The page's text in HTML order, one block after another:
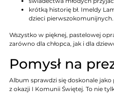
krótką historię bł. Imeldy
dzieci pierwszokomunijnych.
Wszystko w pięknej, pastelowej
zarówno dla chłopca, jak i dla
Pomysł na
Album sprawdzi się doskonale
z okazji I Komunii Świętej. To nie